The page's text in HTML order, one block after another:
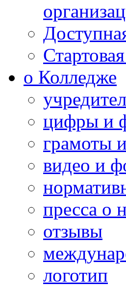
о Колледже
цифры и
грамоты
видео и
пресса о
отзывы
логотип